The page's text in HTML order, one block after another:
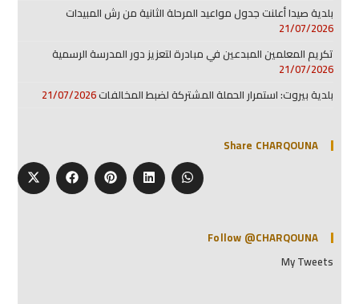
بلدية صيدا أعلنت جدول مواعيد المرحلة الثانية من رش المبيدات
21/07/2026
تكريم المعلمين المبدعين في مبادرة لتعزيز دور المدرسة الرسمية
21/07/2026
بلدية بيروت: استمرار الحملة المشتركة لضبط المخالفات21/07/2026
Share CHARQOUNA
Follow @CHARQOUNA
My Tweets